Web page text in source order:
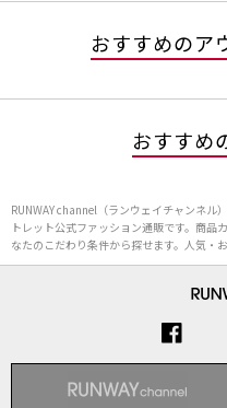
おすすめのア
おすすめ
RUNWAY channel（ランウェイチャンネル
トレット公式ファッション通販です。商品
なたのこだわり条件から探せます。人気・